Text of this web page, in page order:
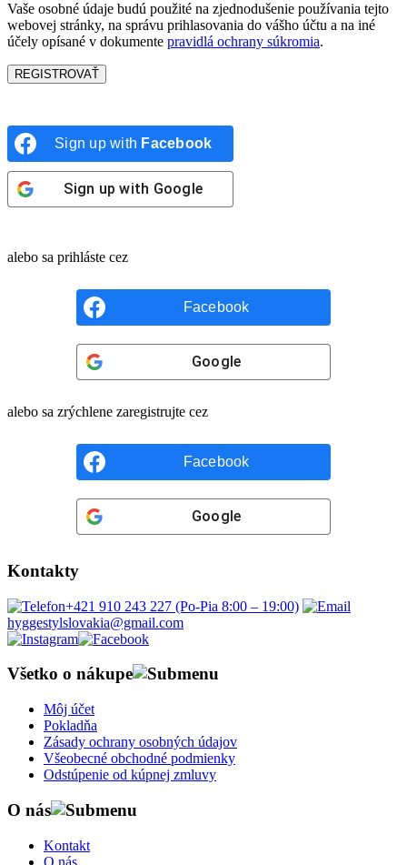
Vaše osobné údaje budú použité na zjednodušenie používania tejto
webovej stránky, na správu prihlasovania do vášho účtu a na iné
účely opísané v dokumente pravidlá ochrany súkromia.
REGISTROVAŤ
Sign up with Facebook
Sign up with Google
alebo sa prihláste cez
Facebook
Google
alebo sa zrýchlene zaregistrujte cez
Facebook
Google
Kontakty
+421 910 243 227 (Po-Pia 8:00 – 19:00)
hyggestylslovakia@gmail.com
Všetko o nákupe
Môj účet
Pokladňa
Zásady ochrany osobných údajov
Všeobecné obchodné podmienky
Odstúpenie od kúpnej zmluvy
O nás
Kontakt
O nás